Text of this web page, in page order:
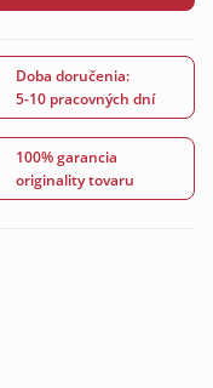
Doba doručenia:
5-10 pracovných dní
100% garancia
originality tovaru